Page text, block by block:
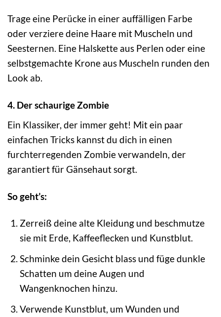
Trage eine Perücke in einer auffälligen Farbe
oder verziere deine Haare mit Muscheln und
Seesternen. Eine Halskette aus Perlen oder eine
selbstgemachte Krone aus Muscheln runden den
Look ab.
4. Der schaurige Zombie
Ein Klassiker, der immer geht! Mit ein paar
einfachen Tricks kannst du dich in einen
furchterregenden Zombie verwandeln, der
garantiert für Gänsehaut sorgt.
So geht’s:
Zerreiß deine alte Kleidung und beschmutze
sie mit Erde, Kaffeeflecken und Kunstblut.
Schminke dein Gesicht blass und füge dunkle
Schatten um deine Augen und
Wangenknochen hinzu.
Verwende Kunstblut, um Wunden und